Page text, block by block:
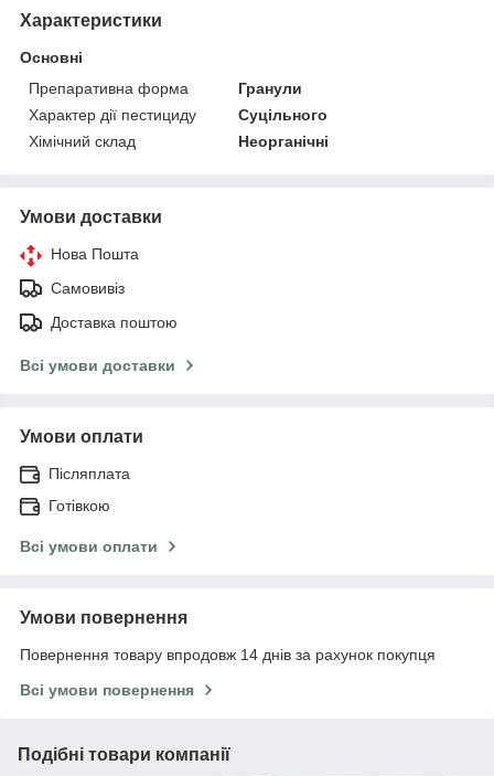
Характеристики
Основні
Препаративна форма
Гранули
Характер дії пестициду
Суцільного
Хімічний склад
Неорганічні
Умови доставки
Нова Пошта
Самовивіз
Доставка поштою
Всі умови доставки
Умови оплати
Післяплата
Готівкою
Всі умови оплати
Умови повернення
Повернення товару впродовж 14 днів за рахунок покупця
Всі умови повернення
Подібні товари компанії